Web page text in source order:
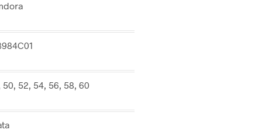
50, 52, 54, 56, 58, 60